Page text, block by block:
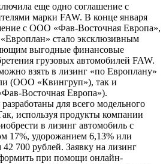
еще одно соглашение с
марки FAW. В конце января
с ООО «Фав-Восточная Европа»,
стало эксклюзивным
выгодные финансовые
грузовых автомобилей FAW.
взять в лизинг «по Европлану»
(ООО «Квингруп»), так и
Восточная Европа»).
для всего модельного
используя продукты компании
в лизинг автомобиль с
17%, удорожанием 6,13% или
700 рублей. Заявку на лизинг
при помощи онлайн-